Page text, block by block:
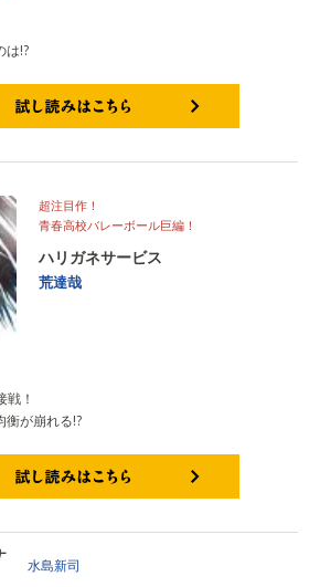
は!?
超注目作！
青春高校バレーボール巨編！
ハリガネサービス
荒達哉
戦！
衡が崩れる!?
水島新司